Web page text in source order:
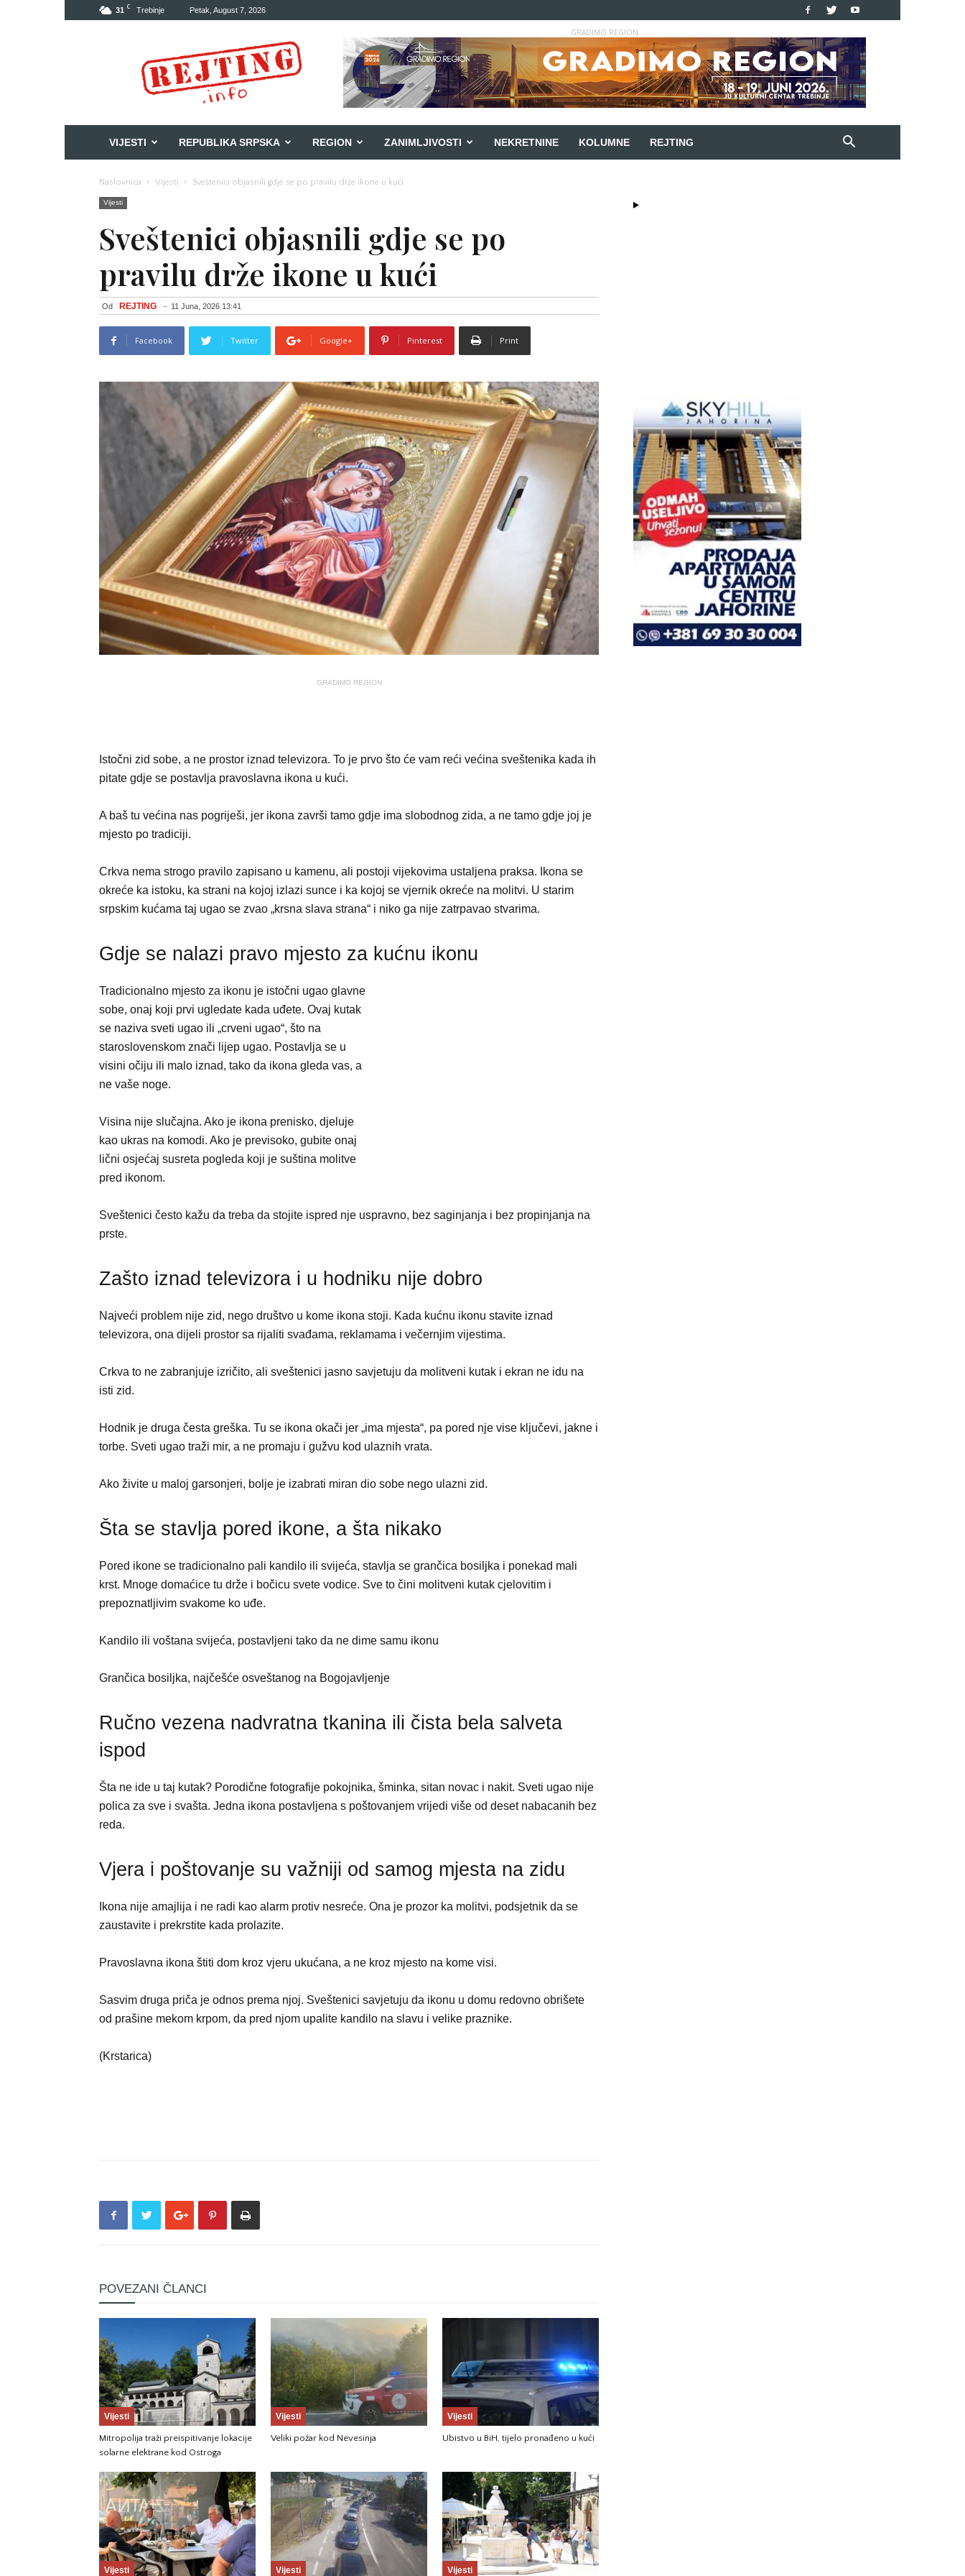
31 C Trebinje Petak, August 7, 2026
GRADIMO REGION
VIJESTI REPUBLIKA SRPSKA REGION ZANIMLJIVOSTI NEKRETNINE KOLUMNE REJTING
Naslovnica Vijesti Sveštenici objasnili gdje se po pravilu drže ikone u kući
Vijesti
Sveštenici objasnili gdje se po
pravilu drže ikone u kući
Od REJTING - 11 Juna, 2026 13:41
Facebook Twitter Google+ Pinterest Print
GRADIMO REGION
Istočni zid sobe, a ne prostor iznad televizora. To je prvo što će vam reći većina sveštenika kada ih
pitate gdje se postavlja pravoslavna ikona u kući.
A baš tu većina nas pogriješi, jer ikona završi tamo gdje ima slobodnog zida, a ne tamo gdje joj je
mjesto po tradiciji.
Crkva nema strogo pravilo zapisano u kamenu, ali postoji vijekovima ustaljena praksa. Ikona se
okreće ka istoku, ka strani na kojoj izlazi sunce i ka kojoj se vjernik okreće na molitvi. U starim
srpskim kućama taj ugao se zvao „krsna slava strana“ i niko ga nije zatrpavao stvarima.
Gdje se nalazi pravo mjesto za kućnu ikonu
Tradicionalno mjesto za ikonu je istočni ugao glavne
sobe, onaj koji prvi ugledate kada uđete. Ovaj kutak
se naziva sveti ugao ili „crveni ugao“, što na
staroslovenskom znači lijep ugao. Postavlja se u
visini očiju ili malo iznad, tako da ikona gleda vas, a
ne vaše noge.
Visina nije slučajna. Ako je ikona prenisko, djeluje
kao ukras na komodi. Ako je previsoko, gubite onaj
lični osjećaj susreta pogleda koji je suština molitve
pred ikonom.
Sveštenici često kažu da treba da stojite ispred nje uspravno, bez saginjanja i bez propinjanja na
prste.
Zašto iznad televizora i u hodniku nije dobro
Najveći problem nije zid, nego društvo u kome ikona stoji. Kada kućnu ikonu stavite iznad
televizora, ona dijeli prostor sa rijaliti svađama, reklamama i večernjim vijestima.
Crkva to ne zabranjuje izričito, ali sveštenici jasno savjetuju da molitveni kutak i ekran ne idu na
isti zid.
Hodnik je druga česta greška. Tu se ikona okači jer „ima mjesta“, pa pored nje vise ključevi, jakne i
torbe. Sveti ugao traži mir, a ne promaju i gužvu kod ulaznih vrata.
Ako živite u maloj garsonjeri, bolje je izabrati miran dio sobe nego ulazni zid.
Šta se stavlja pored ikone, a šta nikako
Pored ikone se tradicionalno pali kandilo ili svijeća, stavlja se grančica bosiljka i ponekad mali
krst. Mnoge domaćice tu drže i bočicu svete vodice. Sve to čini molitveni kutak cjelovitim i
prepoznatljivim svakome ko uđe.
Kandilo ili voštana svijeća, postavljeni tako da ne dime samu ikonu
Grančica bosiljka, najčešće osveštanog na Bogojavljenje
Ručno vezena nadvratna tkanina ili čista bela salveta
ispod
Šta ne ide u taj kutak? Porodične fotografije pokojnika, šminka, sitan novac i nakit. Sveti ugao nije
polica za sve i svašta. Jedna ikona postavljena s poštovanjem vrijedi više od deset nabacanih bez
reda.
Vjera i poštovanje su važniji od samog mjesta na zidu
Ikona nije amajlija i ne radi kao alarm protiv nesreće. Ona je prozor ka molitvi, podsjetnik da se
zaustavite i prekrstite kada prolazite.
Pravoslavna ikona štiti dom kroz vjeru ukućana, a ne kroz mjesto na kome visi.
Sasvim druga priča je odnos prema njoj. Sveštenici savjetuju da ikonu u domu redovno obrišete
od prašine mekom krpom, da pred njom upalite kandilo na slavu i velike praznike.
(Krstarica)
POVEZANI ČLANCI
Vijesti
Mitropolija traži preispitivanje lokacije
solarne elektrane kod Ostroga
Vijesti
Veliki požar kod Nevesinja
Vijesti
Ubistvo u BiH, tijelo pronađeno u kući
Vijesti Vijesti Vijesti